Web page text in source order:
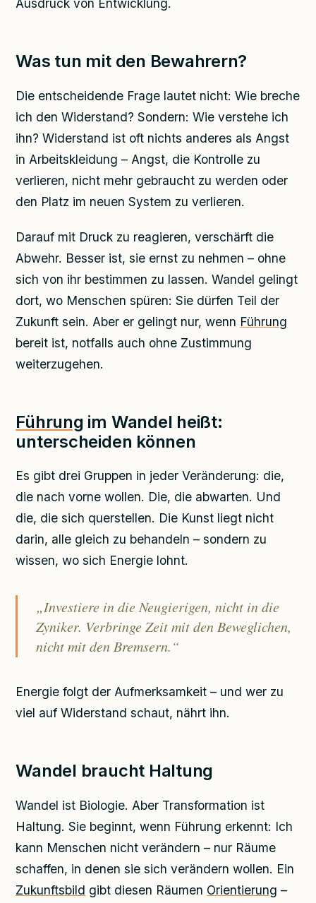
Ausdruck von Entwicklung.
Was tun mit den Bewahrern?
Die entscheidende Frage lautet nicht: Wie breche
ich den Widerstand? Sondern: Wie verstehe ich
ihn? Widerstand ist oft nichts anderes als Angst
in Arbeitskleidung – Angst, die Kontrolle zu
verlieren, nicht mehr gebraucht zu werden oder
den Platz im neuen System zu verlieren.
Darauf mit Druck zu reagieren, verschärft die
Abwehr. Besser ist, sie ernst zu nehmen – ohne
sich von ihr bestimmen zu lassen. Wandel gelingt
dort, wo Menschen spüren: Sie dürfen Teil der
Zukunft sein. Aber er gelingt nur, wenn Führung
bereit ist, notfalls auch ohne Zustimmung
weiterzugehen.
Führung im Wandel heißt:
unterscheiden können
Es gibt drei Gruppen in jeder Veränderung: die,
die nach vorne wollen. Die, die abwarten. Und
die, die sich querstellen. Die Kunst liegt nicht
darin, alle gleich zu behandeln – sondern zu
wissen, wo sich Energie lohnt.
„Investiere in die Neugierigen, nicht in die
Zyniker. Verbringe Zeit mit den Beweglichen,
nicht mit den Bremsern.“
Energie folgt der Aufmerksamkeit – und wer zu
viel auf Widerstand schaut, nährt ihn.
Wandel braucht Haltung
Wandel ist Biologie. Aber Transformation ist
Haltung. Sie beginnt, wenn Führung erkennt: Ich
kann Menschen nicht verändern – nur Räume
schaffen, in denen sie sich verändern wollen. Ein
Zukunftsbild gibt diesen Räumen Orientierung –